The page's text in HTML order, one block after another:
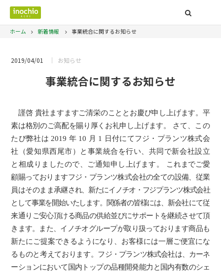
ホーム 新着情報 事業統合に関するお知らせ
2019/04/01 お知らせ
事業統合に関するお知らせ
謹啓 貴社ますますご清栄のこととお慶び申し上げます。平
素は格別のご高配を賜り厚くお礼申し上げます。
さて、この
たび弊社は 2019 年10 月 1 日付にてフジ・プランツ株式会
社（愛知県西尾市）と事業統合を行い、共同で新会社設立
と相成りましたので、ご通知申し上げます。
これまでご愛
顧賜っておりますフジ・プランツ株式会社の全ての設備、従業
員はそのまま承継され、新たにイノチオ・フジプランツ株式会社
として事業を開始いたします。関係者の皆様には、 新会社にて従
来通りご安心頂ける商品の供給並びにサポートを継続させて頂
きます。また、イノチオグループが取り扱っております商品も
新たにご提案できるようになり、お客様には一層ご便宜にな
るものと考えております。 フジ・プランツ株式会社は、カーネ
ーションにおいて国内トップの品種開発能力と国内有数のシェ